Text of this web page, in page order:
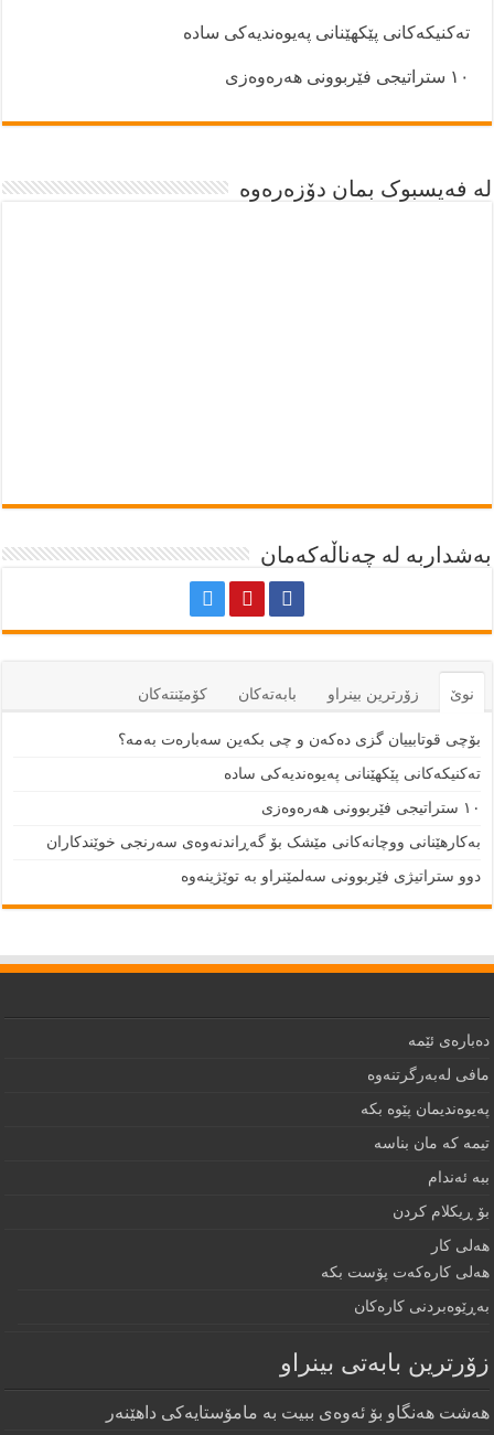
تەکنیکەکانی پێکهێنانی پەیوەندیەکی سادە
١٠ ستراتیجی فێربوونی هەرەوەزی
لە فەیسبوک بمان دۆزەرەوە
بەشداربە لە چەناڵەکەمان
نوێ زۆرترين بينراو بابەتەكان كۆمێنتەكان
بۆچی قوتابییان گزی دەکەن و چی بکەین سەبارەت بەمە؟
تەکنیکەکانی پێکهێنانی پەیوەندیەکی سادە
١٠ ستراتیجی فێربوونی هەرەوەزی
بەکارهێنانی ووچانەکانی مێشک بۆ گەڕاندنەوەی سەرنجی خوێندکاران
دوو ستراتیژی فێربوونی سەلمێنراو بە توێژینەوە
دەبارەى ئێمە
مافى لەبەرگرتنەوە
په‌يوه‌نديمان پێوه‌ بكه‌‌
تيمه كه مان بناسه
ببه‌ ئه‌ندام
بۆ ڕيكلام كردن
هه‌لی كار
هەلی کارەکەت پۆست بکە
به‌ڕێوه‌بردنى كاره‌كان
زۆرترين بابه‌تى بينراو
هەشت هەنگاو بۆ ئەوەی ببیت بە مامۆستایەکی داهێنەر